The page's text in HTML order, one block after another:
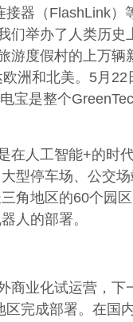
器（FlashLink）
们举办了人类历
游度假村的上万辆
洲和北美。5月
宝是整个
在人工智能+的时
型停车场、公交
角地区的60个园
人的部署。
商业化试运营，下
完成部署。在国